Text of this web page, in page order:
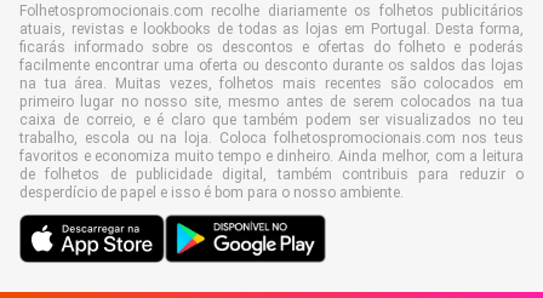
Folhetospromocionais.com recolhe diariamente os folhetos publicitários
atuais, revistas e lookbooks de todas as lojas em Portugal. Desta forma,
ficarás informado sobre os descontos e ofertas do folheto e poderás
facilmente encontrar uma oferta ou desconto durante os saldos das lojas
na tua área. Muitas vezes, folhetos mais recentes são colocados em
primeiro lugar no nosso site, mesmo antes de serem colocados na tua
caixa de correio, e é claro que também podem ser visualizados no teu
trabalho, escola ou na loja. Coloca folhetospromocionais.com nos teus
favoritos e economiza muito tempo e dinheiro. Ainda melhor, com a leitura
de folhetos de publicidade digital, também contribuis para reduzir o
desperdício de papel e isso é bom para o nosso ambiente.